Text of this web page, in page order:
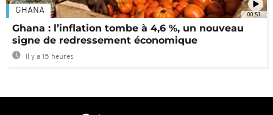
00:51
GHANA
Ghana : l’inflation tombe à 4,6 %, un nouveau
signe de redressement économique
Il y a 15 heures